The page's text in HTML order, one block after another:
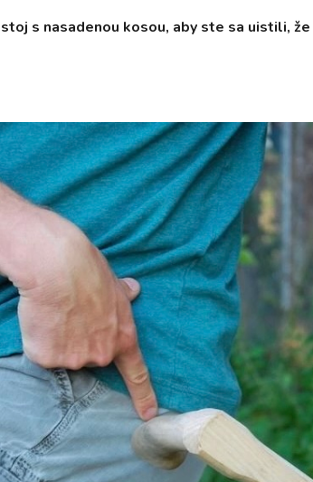
s nasadenou kosou, aby ste sa uistili,